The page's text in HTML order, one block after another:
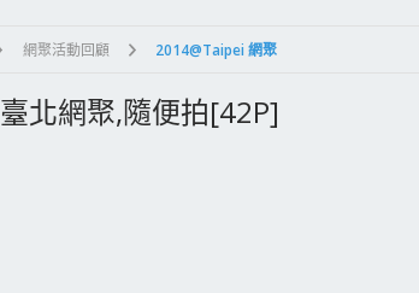
網聚活動回顧 2014@Taipei 網聚
北網聚,隨便拍[42P]